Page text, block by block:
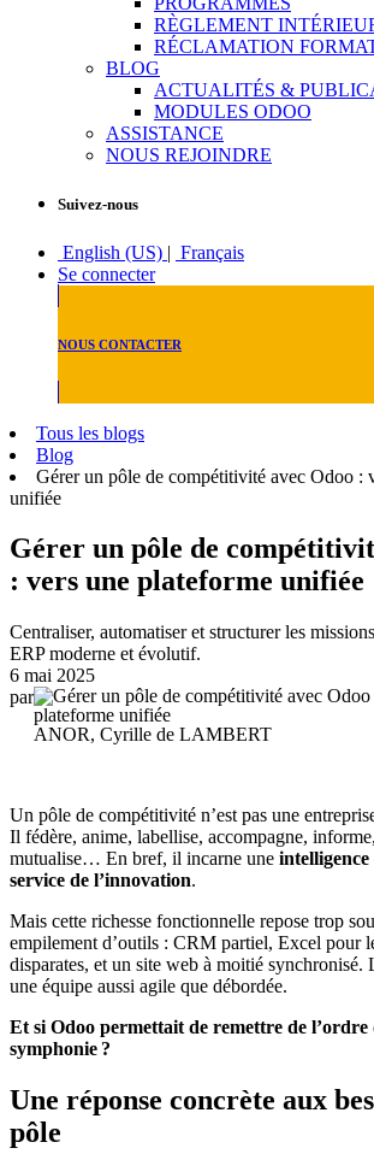
RÈGLEMENT
RÉCLAMATION
BLOG
ACTUALITÉS &
MODULES ODOO
ASSISTANCE
NOUS REJOINDRE
Suivez-nous
English (US) | Français
Se connecter
NOUS CONTACTER
Tous les blogs
Blog
Gérer un pôle de compétitivité avec Odoo :
unifiée
Gérer un pôle de
: vers une plateforme unifiée
Centraliser, automatiser et structurer les
ERP moderne et évolutif.
6 mai 2025
par
ANOR, Cyrille de LAMBERT
Un pôle de compétitivité n’est pas une
Il fédère, anime, labellise, accompagne,
mutualise… En bref, il incarne une intelligence
service de l’innovation.
Mais cette richesse fonctionnelle repose trop
empilement d’outils : CRM partiel, Excel pour
disparates, et un site web à moitié synchronisé.
une équipe aussi agile que débordée.
Et si Odoo permettait de remettre de l’ordre
symphonie ?
Une réponse concrète aux
pôle